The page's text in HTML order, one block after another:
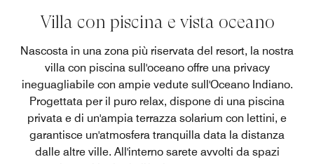
Villa con piscina e vista oceano
Nascosta in una zona più riservata del resort, la nostra
villa con piscina sull'oceano offre una privacy
ineguagliabile con ampie vedute sull'Oceano Indiano.
Progettata per il puro relax, dispone di una piscina
privata e di un'ampia terrazza solarium con lettini, e
garantisce un'atmosfera tranquilla data la distanza
dalle altre ville. All'interno sarete avvolti da spazi